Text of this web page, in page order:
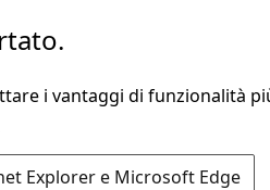
i vantaggi di funzionalità
Explorer e Microsoft Edge